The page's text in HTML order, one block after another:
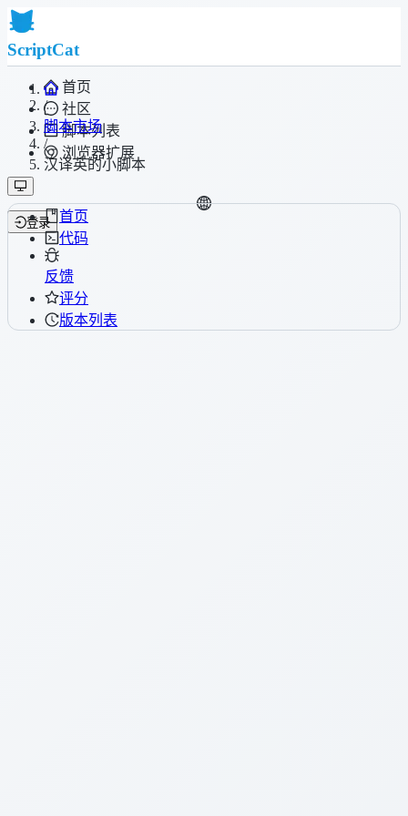
ScriptCat
首页
社区
脚本列表
浏览器扩展
登录
/
脚本市场
/
汉译英的小脚本
首页
代码
反馈
评分
版本列表